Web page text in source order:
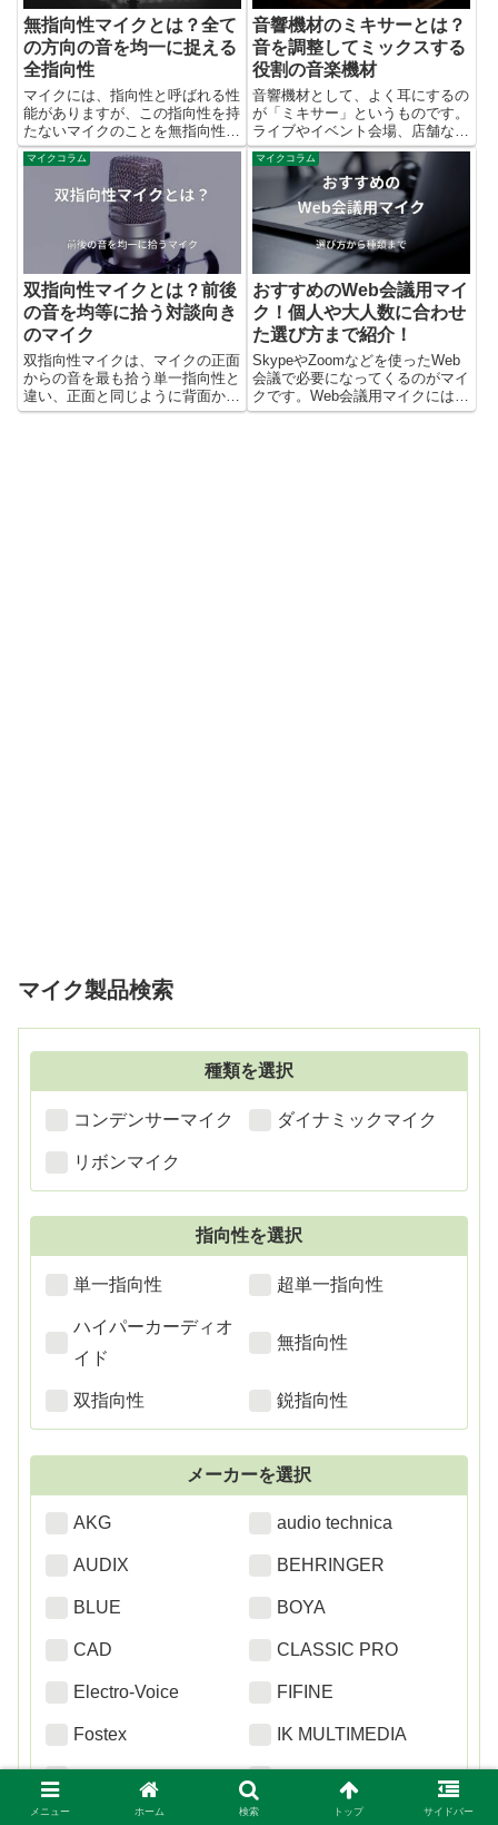
無指向性マイクとは？全て
の方向の音を均一に捉える
全指向性
マイクには、指向性と呼ばれる性
能がありますが、この指向性を持
たないマイクのことを無指向性マ
イク、もしくは全指向性マイクと
呼びます。無指向性マイクの特徴
は、マイクの周りの音をすべて均
一に捉えることで、複数人の声な
どを一気に収音したいときに役立
ちます。このページでは、無指向
性マイクについてまとめていま
す。
音響機材のミキサーとは？
音を調整してミックスする
役割の音楽機材
音響機材として、よく耳にするの
が「ミキサー」というものです。
ライブやイベント会場、店舗など
様々な箇所でミキサーは使われて
います。このページでは、ミキサ
ーを知らない方や調べている方に
向けて、ミキサーがどんな機材で
どんな役割を持っているのか、ま
た他の機材との違いや使い道につ
いてまとめていきます。
マイクコラム
双指向性マイクとは？前後
の音を均等に拾う対談向き
のマイク
双指向性マイクは、マイクの正面
からの音を最も拾う単一指向性と
違い、正面と同じように背面から
の音も拾ってくる特性を持ってい
マイクコラム
おすすめのWeb会議用マイ
ク！個人や大人数に合わせ
た選び方まで紹介！
SkypeやZoomなどを使ったWeb
会議で必要になってくるのがマイ
クです。Web会議用マイクには、
マイクスピーカーや卓上型マイ
マイク製品検索
種類を選択
コンデンサーマイク ダイナミックマイク
リボンマイク
指向性を選択
単一指向性 超単一指向性
ハイパーカーディオ
イド
無指向性
双指向性 鋭指向性
メーカーを選択
AKG audio technica
AUDIX BEHRINGER
BLUE BOYA
CAD CLASSIC PRO
Electro-Voice FIFINE
Fostex IK MULTIMEDIA
MAONO marantz Professional
メニュー ホーム 検索 トップ サイドバー